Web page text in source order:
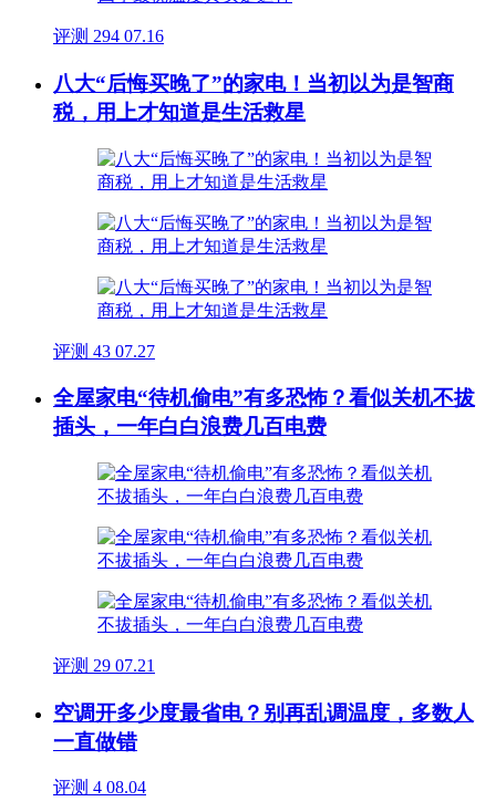
评测 294 07.16
八大“后悔买晚了”的家电！当初以为是智商
税，用上才知道是生活救星
评测 43 07.27
全屋家电“待机偷电”有多恐怖？看似关机不拔
插头，一年白白浪费几百电费
评测 29 07.21
空调开多少度最省电？别再乱调温度，多数人
一直做错
评测 4 08.04